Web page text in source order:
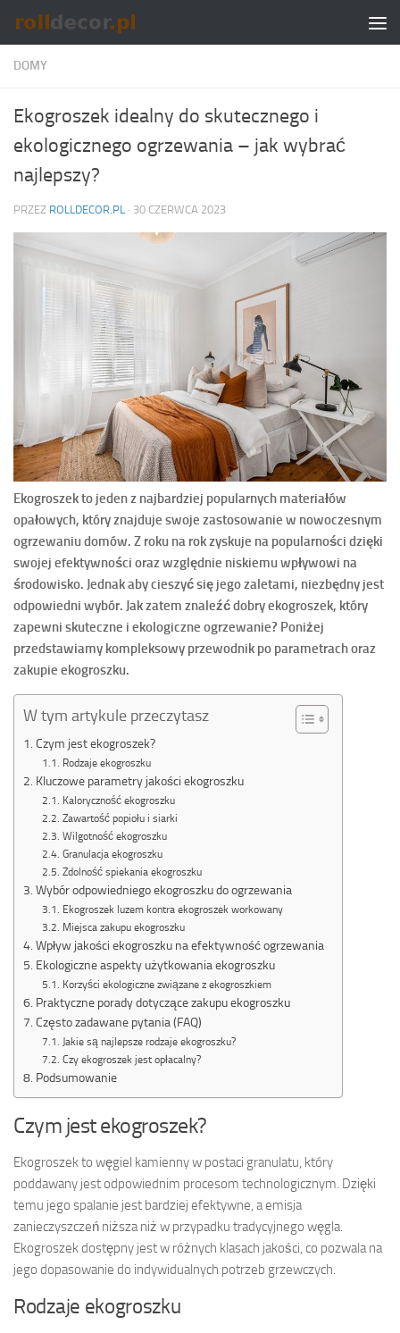
Skip to content
DOMY
Ekogroszek idealny do skutecznego i
ekologicznego ogrzewania – jak wybrać
najlepszy?
PRZEZ ROLLDECOR.PL · 30 CZERWCA 2023
Ekogroszek to jeden z najbardziej popularnych materiałów
opałowych, który znajduje swoje zastosowanie w nowoczesnym
ogrzewaniu domów. Z roku na rok zyskuje na popularności dzięki
swojej efektywności oraz względnie niskiemu wpływowi na
środowisko. Jednak aby cieszyć się jego zaletami, niezbędny jest
odpowiedni wybór. Jak zatem znaleźć dobry ekogroszek, który
zapewni skuteczne i ekologiczne ogrzewanie? Poniżej
przedstawiamy kompleksowy przewodnik po parametrach oraz
zakupie ekogroszku.
W tym artykule przeczytasz
Czym jest ekogroszek?
Rodzaje ekogroszku
Kluczowe parametry jakości ekogroszku
Kaloryczność ekogroszku
Zawartość popiołu i siarki
Wilgotność ekogroszku
Granulacja ekogroszku
Zdolność spiekania ekogroszku
Wybór odpowiedniego ekogroszku do ogrzewania
Ekogroszek luzem kontra ekogroszek workowany
Miejsca zakupu ekogroszku
Wpływ jakości ekogroszku na efektywność ogrzewania
Ekologiczne aspekty użytkowania ekogroszku
Korzyści ekologiczne związane z ekogroszkiem
Praktyczne porady dotyczące zakupu ekogroszku
Często zadawane pytania (FAQ)
Jakie są najlepsze rodzaje ekogroszku?
Czy ekogroszek jest opłacalny?
Podsumowanie
Czym jest ekogroszek?
Ekogroszek to węgiel kamienny w postaci granulatu, który
poddawany jest odpowiednim procesom technologicznym. Dzięki
temu jego spalanie jest bardziej efektywne, a emisja
zanieczyszczeń niższa niż w przypadku tradycyjnego węgla.
Ekogroszek dostępny jest w różnych klasach jakości, co pozwala na
jego dopasowanie do indywidualnych potrzeb grzewczych.
Rodzaje ekogroszku